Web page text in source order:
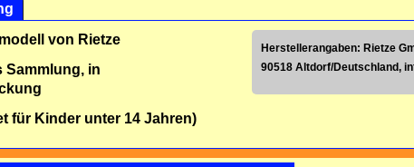
Herstellerangaben: Rietze
90518 Altdorf/Deutschland,
von Rietze
Sammlung, in
für Kinder unter 14 Jahren)